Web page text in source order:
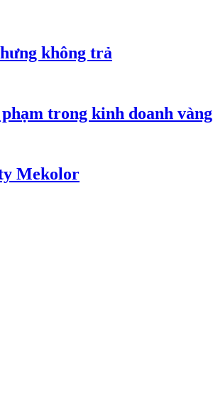
không trả
trong kinh doanh vàng
Mekolor